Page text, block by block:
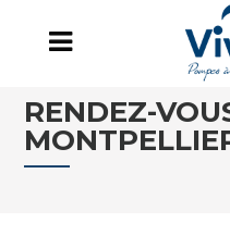
RENDEZ-